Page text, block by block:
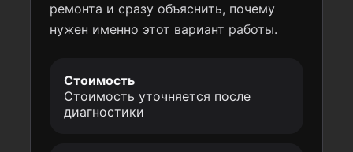
ремонта и сразу объяснить, почему
нужен именно этот вариант работы.
Стоимость
Стоимость уточняется после
диагностики